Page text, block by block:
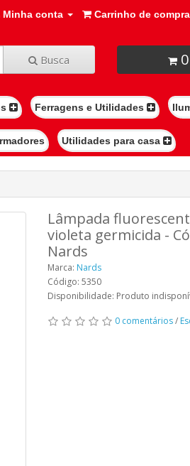
Minha conta Carrinho de
Busca
Ferragens e Utilidades
Utilidades para casa
Lâmpada
violeta germicida -
Nards
Marca: Nards
Código: 5350
Disponibilidade: Produto
0 comentários/